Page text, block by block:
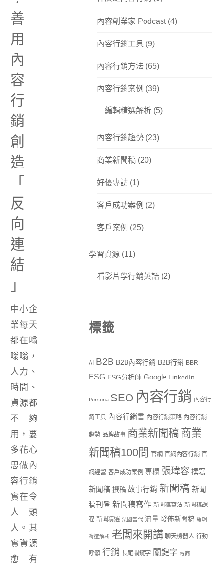
善
用
內
容
行
銷
創
造
「
反
向
連
結
」
中小企
業每天
都在嗡
嗡嗡，
人力、
時間、
資源都
不夠
用，要
多花心
思做內
容行銷
實在令
人頭
大。其
實資源
愈有
內容創業家 Podcast(4)
內容行銷工具(9)
內容行銷方法(65)
內容行銷案例 (39)
編輯精選解析(5)
內容行銷趨勢(23)
商業新聞稿(20)
好優專訪(1)
客戶成功案例 (2)
客戶案例 (25)
學習資源 (11)
看影片學行銷英語(2)
標籤
AI B2B B2B內容行銷 B2B行銷 BBR
ESG ESG分析師 Google LinkedIn
Persona SEO 內容行銷 內容行
銷工具 內容行銷書 內容行銷策略 內容行銷
趨勢 品牌故事 商業新聞稿 商業
新聞稿100問 官網 官網內容行銷 官
網經營 客戶成功案例 專欄 張瑋容 撰寫
新聞稿 撰稿 故事行銷 新聞稿 新聞
稿刊登 新聞稿寫作 新聞稿寫法 新聞稿課
程 新聞精選 法國當代 流量 發佈新聞稿 編輯
精選解析 老闆來開講 聊天機器人 行動
呼籲 行銷 長尾關鍵字 關鍵字 電商